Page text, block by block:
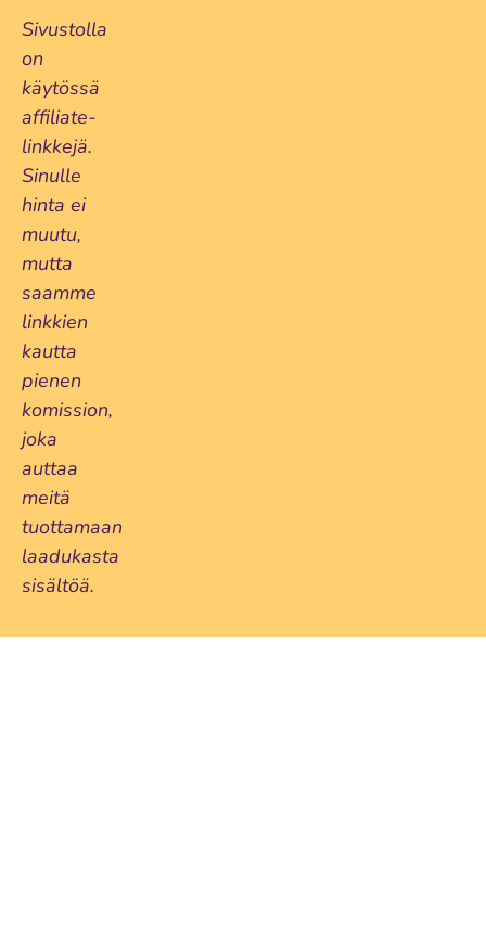
Sivustolla
on
käytössä
affiliate-
linkkejä.
Sinulle
hinta ei
muutu,
mutta
saamme
linkkien
kautta
pienen
komission,
joka
auttaa
meitä
tuottamaan
laadukasta
sisältöä.